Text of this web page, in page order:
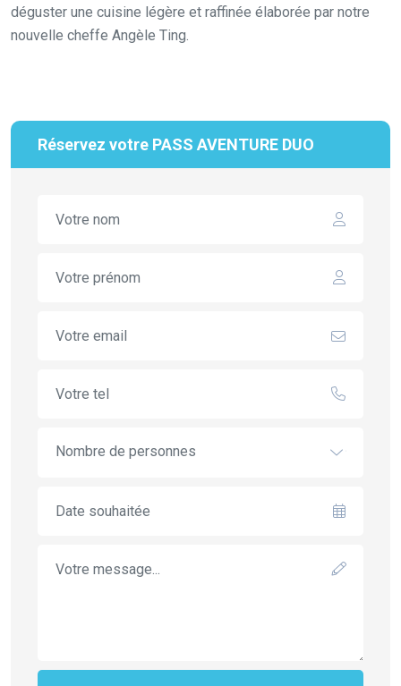
déguster une cuisine légère et raffinée élaborée par notre
nouvelle cheffe Angèle Ting.
Réservez votre PASS AVENTURE DUO
Nombre de personnes